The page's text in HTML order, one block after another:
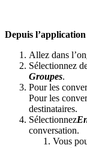
Depuis
Allez dans
Sélectionnez
Groupes.
Pour les
Pour les
destinataires.
Sélectionnez
conversation.
Vous